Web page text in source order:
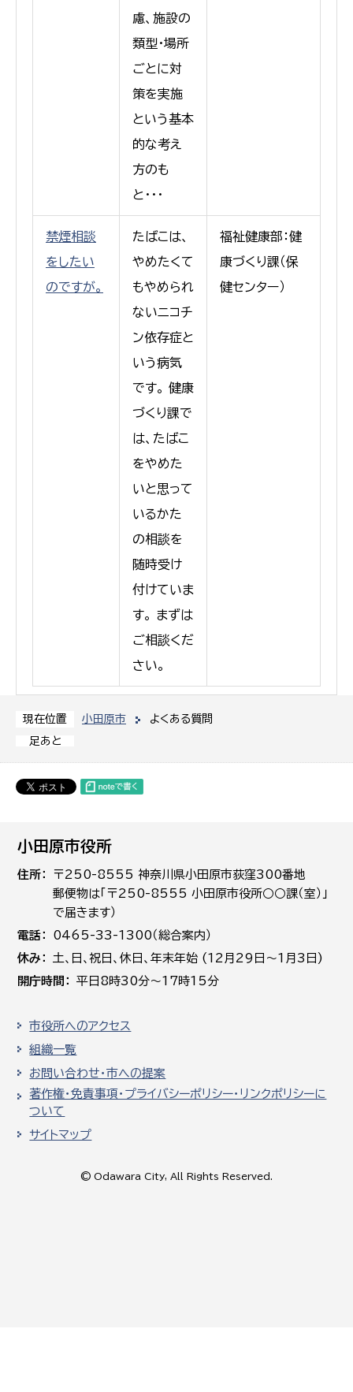
現在位置 小田原市
よくある質問
足あと
慮、施設の
類型・場所
ごとに対
策を実施
という基本
的な考え
方のも
と・・・
禁煙相談
をしたい
のですが。
たばこは、
やめたくて
もやめられ
ないニコチ
ン依存症と
いう病気
です。 健康
づくり課で
は、たばこ
をやめた
いと思って
いるかた
の相談を
随時受け
付けていま
す。 まずは
ご相談くだ
さい。
福祉健康部：健
康づくり課（保
健センター）
小田原市役所
住所
〒250-8555 神奈川県小田原市荻窪300番地
郵便物は「〒250-8555 小田原市役所○○課（室）」
で届きます）
電話
0465-33-1300（総合案内）
休み
土､日､祝日、休日、年末年始 (12月29日～1月3日)
開庁時間
平日8時30分～17時15分
市役所へのアクセス
組織一覧
お問い合わせ・市への提案
著作権・免責事項・プライバシーポリシー・リンクポリシーに
ついて
サイトマップ
© Odawara City, All Rights Reserved.